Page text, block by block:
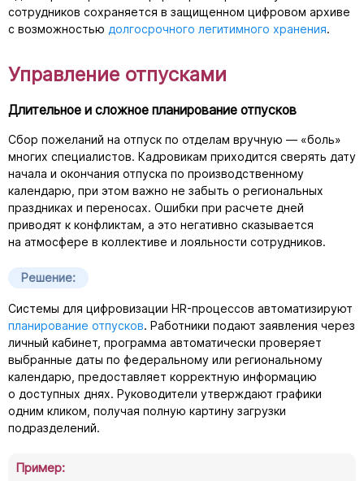
сотрудников сохраняется в защищенном цифровом архиве
с возможностью долгосрочного легитимного хранения.
Управление отпусками
Длительное и сложное планирование отпусков
Сбор пожеланий на отпуск по отделам вручную — «боль»
многих специалистов. Кадровикам приходится сверять дату
начала и окончания отпуска по производственному
календарю, при этом важно не забыть о региональных
праздниках и переносах. Ошибки при расчете дней
приводят к конфликтам, а это негативно сказывается
на атмосфере в коллективе и лояльности сотрудников.
Решение:
Системы для цифровизации HR-процессов автоматизируют
планирование отпусков. Работники подают заявления через
личный кабинет, программа автоматически проверяет
выбранные даты по федеральному или региональному
календарю, предоставляет корректную информацию
о доступных днях. Руководители утверждают графики
одним кликом, получая полную картину загрузки
подразделений.
Пример: